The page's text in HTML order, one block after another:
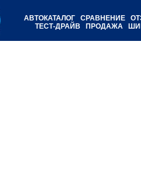
АВТОКАТАЛОГ СРАВНЕНИЕ
ТЕСТ-ДРАЙВ
ПРОДАЖА